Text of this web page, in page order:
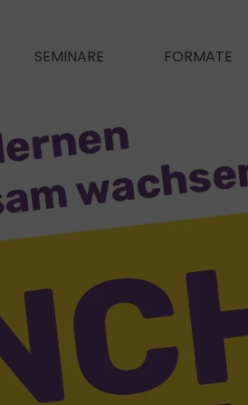
SEMINARE
New Communication
(Performance)Feedback
… für Verbesserung und mehr Performance
Konflikt­(management)
Digitale Rhetorik
Digitales Netzwerken
FORMATE